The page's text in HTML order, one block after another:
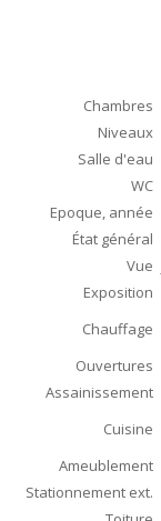
Chambres
Niveaux
Salle d'eau
WC
Epoque, année
État général
Vue
Exposition
Chauffage
Ouvertures
Assainissement
Cuisine
Ameublement
Stationnement ext.